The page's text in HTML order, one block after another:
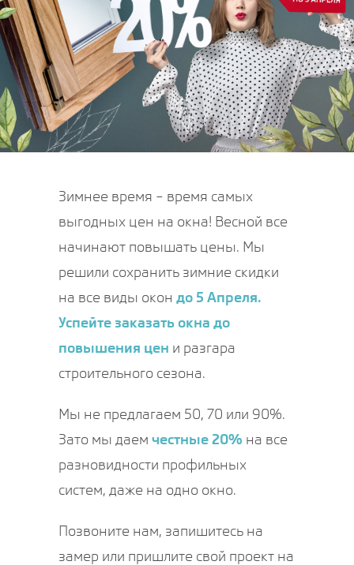
Зимнее время – время самых
выгодных цен на окна! Весной все
начинают повышать цены. Мы
решили сохранить зимние скидки
на все виды окон до 5 Апреля.
Успейте заказать окна до
повышения цен и разгара
строительного сезона.
Мы не предлагаем 50, 70 или 90%.
Зато мы даем честные 20% на все
разновидности профильных
систем, даже на одно окно.
Позвоните нам, запишитесь на
замер или пришлите свой проект на